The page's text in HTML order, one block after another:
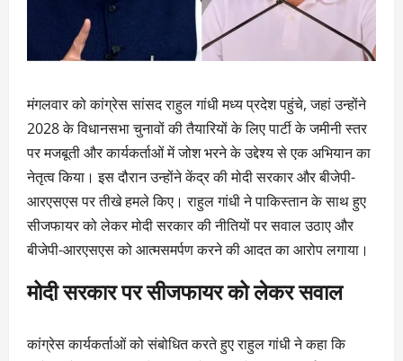
मंगलवार को कांग्रेस सांसद राहुल गांधी मध्य प्रदेश पहुंचे, जहां उन्होंने
2028 के विधानसभा चुनावों की तैयारियों के लिए पार्टी के जमीनी स्तर
पर मजबूती और कार्यकर्ताओं में जोश भरने के उद्देश्य से एक अभियान का
नेतृत्व किया। इस दौरान उन्होंने केंद्र की मोदी सरकार और बीजेपी-
आरएसएस पर तीखे हमले किए। राहुल गांधी ने पाकिस्तान के साथ हुए
सीजफायर को लेकर मोदी सरकार की नीतियों पर सवाल उठाए और
बीजेपी-आरएसएस को आत्मसमर्पण करने की आदत का आरोप लगाया।
मोदी सरकार पर सीजफायर को लेकर सवाल
कांग्रेस कार्यकर्ताओं को संबोधित करते हुए राहुल गांधी ने कहा कि